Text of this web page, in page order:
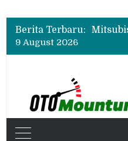
Berita Terbaru:
9 August 2026